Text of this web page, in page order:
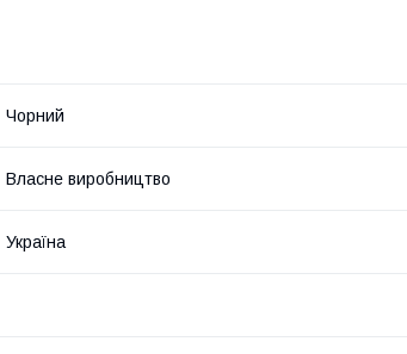
Чорний
Власне виробництво
Україна